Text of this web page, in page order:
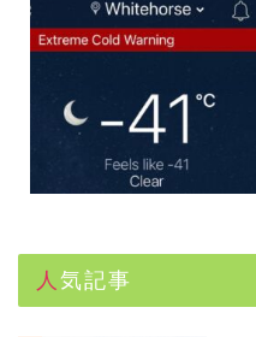
人気記事